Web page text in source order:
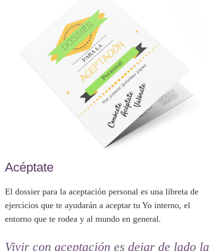
Acéptate
El dossier para la aceptación personal es una libreta de
ejercicios que te ayudarán a aceptar tu Yo interno, el
entorno que te rodea y al mundo en general.
Vivir con aceptación es dejar de lado la